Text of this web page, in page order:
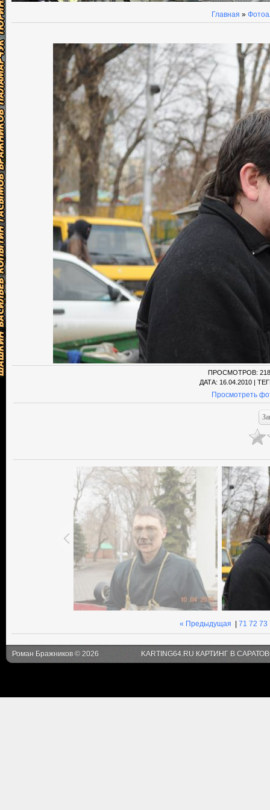
Главная »
ПРОСМОТРОВ:
ДАТА: 16.04.2010 |
Просмотреть
« Предыдущая 71 72 73
Роман Бражников © 2026 KARTING64.RU КАРТИНГ В